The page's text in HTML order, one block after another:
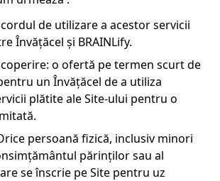
de utilizare a acestor servicii
Învățăcel și BRAINLify.
o ofertă pe termen scurt de
un Învățăcel de a utiliza
plătite ale Site-ului pentru o
persoană fizică, inclusiv minori
părinților sau al
se înscrie pe Site pentru uz